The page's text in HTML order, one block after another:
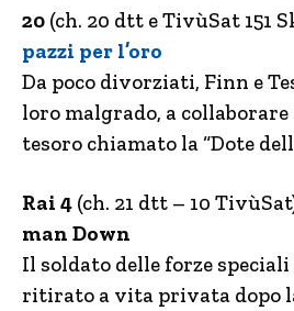
20 (ch. 20 dtt e TivùSat 151
pazzi per l’oro
Da poco divorziati, Finn e
loro malgrado, a
tesoro chiamato la “Dote
Rai 4 (ch. 21 dtt – 10
man Down
Il soldato delle forze speciali
ritirato a vita privata dopo